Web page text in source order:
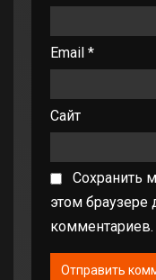
Email *
Сайт
Сохранить
этом
комментариев.